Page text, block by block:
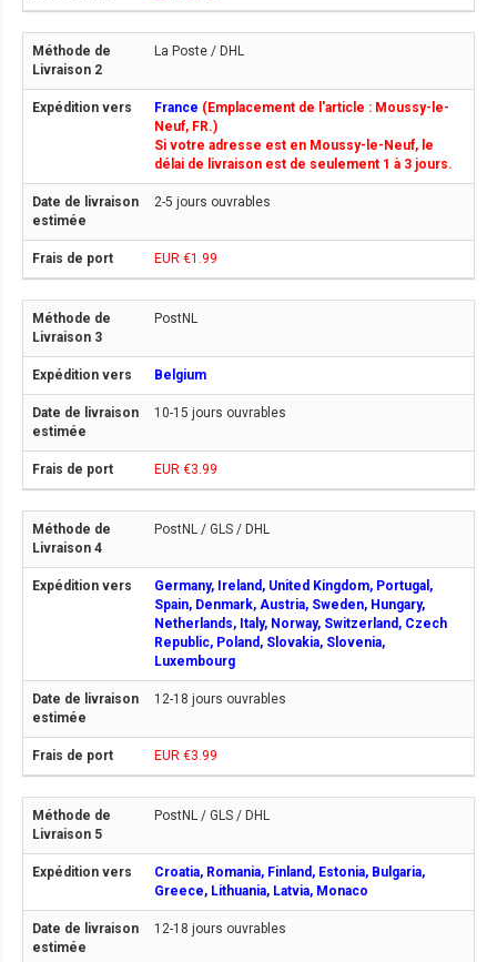
La Poste / DHL
France (Emplacement de l'article : Moussy-le-
Neuf, FR.)
Si votre adresse est en Moussy-le-Neuf, le
délai de livraison est de seulement 1 à 3 jours.
2-5 jours ouvrables
EUR €1.99
PostNL
Belgium
10-15 jours ouvrables
EUR €3.99
PostNL / GLS / DHL
Germany, Ireland, United Kingdom, Portugal,
Spain, Denmark, Austria, Sweden, Hungary,
Netherlands, Italy, Norway, Switzerland, Czech
Republic, Poland, Slovakia, Slovenia,
Luxembourg
12-18 jours ouvrables
EUR €3.99
PostNL / GLS / DHL
Croatia, Romania, Finland, Estonia, Bulgaria,
Greece, Lithuania, Latvia, Monaco
12-18 jours ouvrables